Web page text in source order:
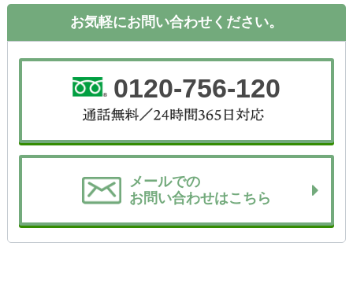
お気軽にお問い合わせください。
0120-756-120
メールでの
お問い合わせはこちら